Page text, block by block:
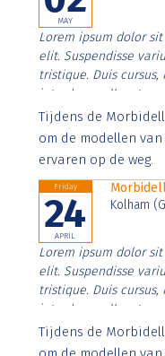
MAY
Lorem ipsum dolor
elit. Suspendisse
tristique. Duis
interdum nulla, ut
Aenean faucibus
imperdiet. Nunc ut
Tijdens de
om de modellen
ervaren op de weg.
Friday
24
APRIL
Kolham
Lorem ipsum dolor
elit. Suspendisse
tristique. Duis
interdum nulla, ut
Aenean faucibus
imperdiet. Nunc ut
Tijdens de